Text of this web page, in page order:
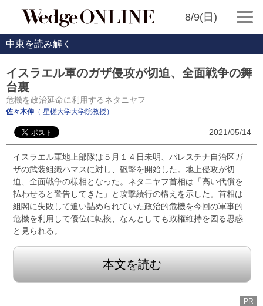
8/9(日)
中東を読み解く
イスラエル軍のガザ侵攻が切迫、全面戦争の舞
台裏
危機を政治延命に利用するネタニヤフ
佐々木伸 （ 星槎大学大学院教授）
2021/05/14
イスラエル軍地上部隊は５月１４日未明、パレスチナ自治区ガ
ザの武装組織ハマスに対し、砲撃を開始した。地上侵攻が切
迫、全面戦争の様相となった。ネタニヤフ首相は「高い代償を
払わせると警告してきた」と攻撃続行の構えを示した。首相は
組閣に失敗して追い詰められていた政治的危機を今回の軍事的
危機を利用して優位に転換、なんとしても政権維持を図る思惑
と見られる。
本文を読む
PR